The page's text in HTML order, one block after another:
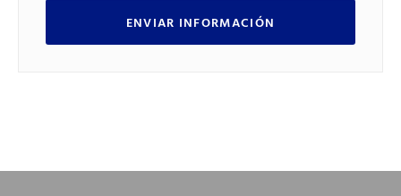
ENVIAR INFORMACIÓN